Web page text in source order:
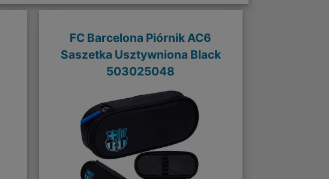
FC Barcelona Piórnik AC6
Saszetka Usztywniona Black
503025048